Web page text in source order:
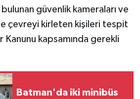
güvenlik kameraları ve
çevreyi kirleten kişileri tespit
kapsamında gerekli
Batman'da iki minibüs